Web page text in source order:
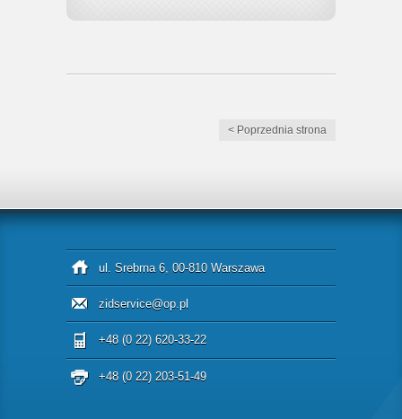
< Poprzednia strona
ul. Srebrna 6, 00-810 Warszawa
zidservice@op.pl
+48 (0 22) 620-33-22
+48 (0 22) 203-51-49